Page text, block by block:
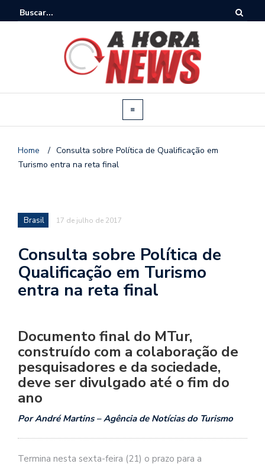
Home / Consulta sobre Política de Qualificação em
Turismo entra na reta final
Brasil 17 de julho de 2017
Consulta sobre Política de
Qualificação em Turismo
entra na reta final
Documento final do MTur,
construído com a colaboração de
pesquisadores e da sociedade,
deve ser divulgado até o fim do
ano
Por André Martins – Agência de Notícias do Turismo
Termina nesta sexta-feira (21) o prazo para a